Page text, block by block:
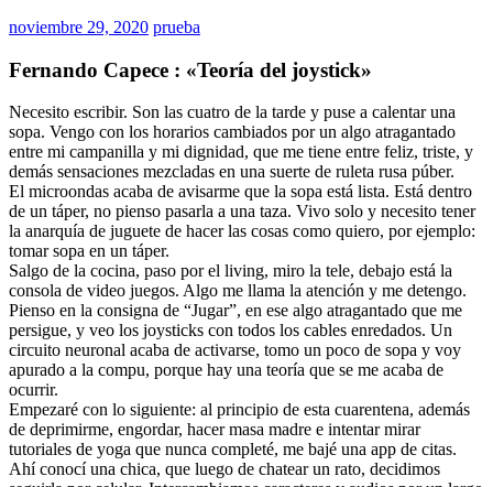
noviembre 29, 2020 prueba
Fernando Capece : «Teoría del joystick»
Necesito escribir. Son las cuatro de la tarde y puse a calentar una
sopa. Vengo con los horarios cambiados por un algo atragantado
entre mi campanilla y mi dignidad, que me tiene entre feliz, triste, y
demás sensaciones mezcladas en una suerte de ruleta rusa púber.
El microondas acaba de avisarme que la sopa está lista. Está dentro
de un táper, no pienso pasarla a una taza. Vivo solo y necesito tener
la anarquía de juguete de hacer las cosas como quiero, por ejemplo:
tomar sopa en un táper.
Salgo de la cocina, paso por el living, miro la tele, debajo está la
consola de video juegos. Algo me llama la atención y me detengo.
Pienso en la consigna de “Jugar”, en ese algo atragantado que me
persigue, y veo los joysticks con todos los cables enredados. Un
circuito neuronal acaba de activarse, tomo un poco de sopa y voy
apurado a la compu, porque hay una teoría que se me acaba de
ocurrir.
Empezaré con lo siguiente: al principio de esta cuarentena, además
de deprimirme, engordar, hacer masa madre e intentar mirar
tutoriales de yoga que nunca completé, me bajé una app de citas.
Ahí conocí una chica, que luego de chatear un rato, decidimos